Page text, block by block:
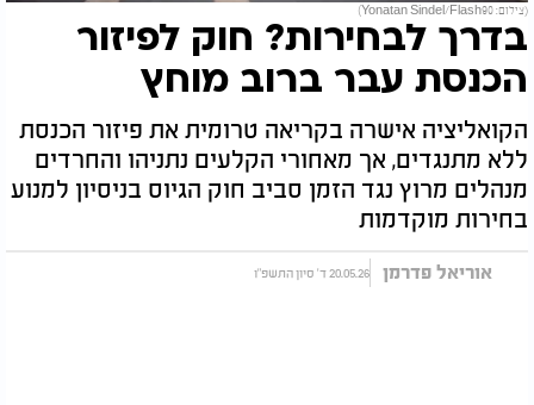
(צילום: Yonatan Sindel/Flash90)
בדרך לבחירות? חוק לפיזור
הכנסת עבר ברוב מוחץ
הקואליציה אישרה בקריאה טרומית את פיזור הכנסת
ללא מתנגדים, אך מאחורי הקלעים נתניהו והחרדים
מנהלים מרוץ נגד הזמן סביב חוק הגיוס בניסיון למנוע
בחירות מוקדמות
אוריאל פדרמן 20.05.26 ד' סיון התשפ"ו